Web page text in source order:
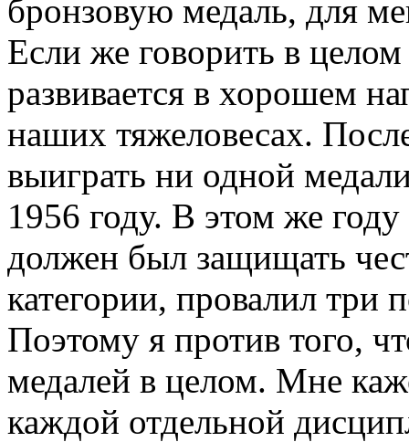
бронзовую медаль, для
Если же говорить в
развивается в хорошем
наших тяжеловесах.
выиграть ни одной
1956 году. В этом же
должен был защищать
категории, провалил три
Поэтому я против того,
медалей в целом. Мне
каждой отдельной